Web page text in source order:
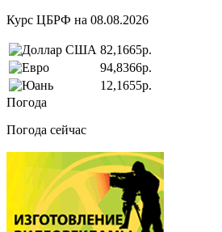
Курс ЦБРФ на 08.08.2026
82,1665р.
94,8366р.
12,1655р.
Погода
Погода сейчас